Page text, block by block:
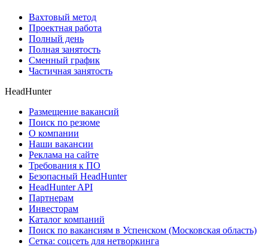
Вахтовый метод
Проектная работа
Полный день
Полная занятость
Сменный график
Частичная занятость
HeadHunter
Размещение вакансий
Поиск по резюме
О компании
Наши вакансии
Реклама на сайте
Требования к ПО
Безопасный HeadHunter
HeadHunter API
Партнерам
Инвесторам
Каталог компаний
Поиск по вакансиям в Успенском (Московская область)
Сетка: соцсеть для нетворкинга